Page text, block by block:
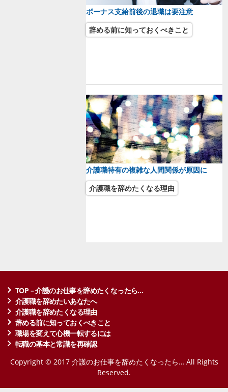
ボーナス支給前後の退職は要注意
辞める前に知っておくべきこと
介護職特有の複雑な人間関係が原因に
介護職を辞めたくなる理由
TOP – 介護のお仕事を辞めたくなったら…
介護職を辞めたいあなたへ
介護職を辞めたくなる理由
辞める前に知っておくべきこと
職場を変えて心機一転するには
転職の基本と常識を再確認
Copyright © 2017 介護のお仕事を辞めたくなったら… All Rights
Reserved.